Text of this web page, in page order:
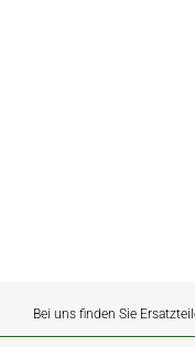
Bei uns finden Sie